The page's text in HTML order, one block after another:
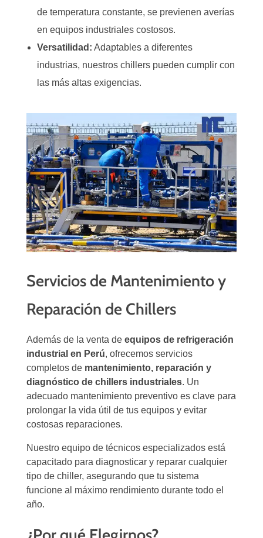
de temperatura constante, se previenen averías
en equipos industriales costosos.
Versatilidad: Adaptables a diferentes
industrias, nuestros chillers pueden cumplir con
las más altas exigencias.
Servicios de Mantenimiento y
Reparación de Chillers
Además de la venta de equipos de refrigeración
industrial en Perú, ofrecemos servicios
completos de mantenimiento, reparación y
diagnóstico de chillers industriales. Un
adecuado mantenimiento preventivo es clave para
prolongar la vida útil de tus equipos y evitar
costosas reparaciones.
Nuestro equipo de técnicos especializados está
capacitado para diagnosticar y reparar cualquier
tipo de chiller, asegurando que tu sistema
funcione al máximo rendimiento durante todo el
año.